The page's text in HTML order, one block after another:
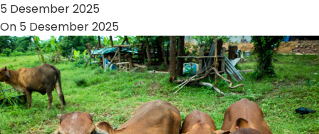
5 Desember 2025
On 5 Desember 2025